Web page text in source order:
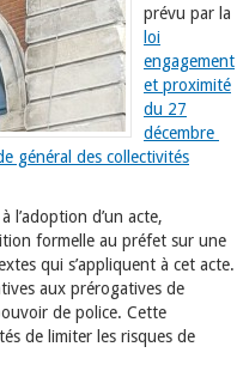
prévu par la
loi
engagement
et proximité
du 27
décembre
général des collectivités
l’adoption d’un acte,
formelle au préfet sur une
qui s’appliquent à cet acte.
aux prérogatives de
de police. Cette
de limiter les risques de